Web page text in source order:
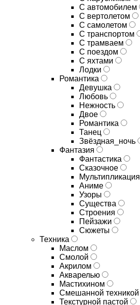
С автомобилем
С вертолетом
С самолетом
С транспортом
С трамваем
С поездом
С яхтами
Лодки
Романтика
Девушка
Любовь
Нежность
Двое
Романтика
Танец
Звёздная_ночь
Фантазия
Фантастика
Сказочное
Мультипликация
Аниме
Узоры
Существа
Строения
Пейзажи
Сюжеты
Техника
Маслом
Смолой
Акрилом
Акварелью
Мастихином
Смешанной техникой
Текстурной пастой